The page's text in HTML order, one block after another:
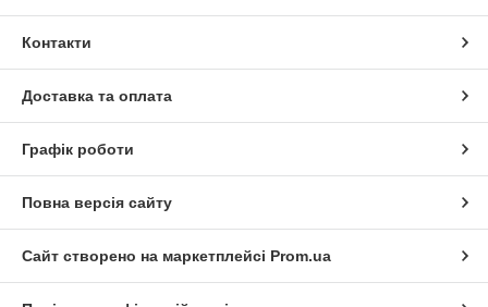
Контакти
Доставка та оплата
Графік роботи
Повна версія сайту
Сайт створено на маркетплейсі Prom.ua